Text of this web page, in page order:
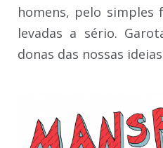
homens, pelo simples
levadas a sério.
donas das nossas